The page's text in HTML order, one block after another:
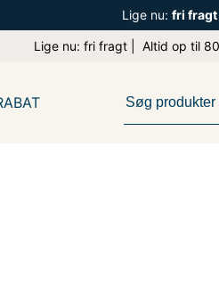
Lige nu: fri fragt
Lige nu: fri fragt | Altid op til